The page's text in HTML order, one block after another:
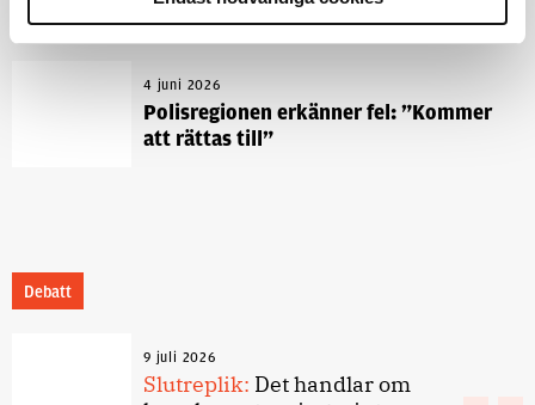
4 juni 2026
Polisregionen erkänner fel: ”Kommer
att rättas till”
Debatt
9 juli 2026
Slutreplik: Det handlar om